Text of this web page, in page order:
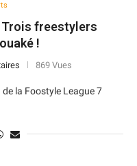
Trois freestylers
!
869 Vues
la Foostyle League 7